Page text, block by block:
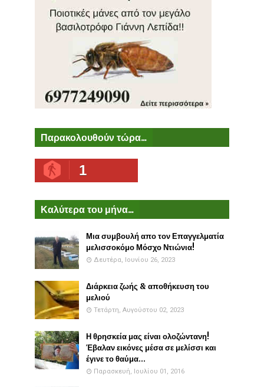
Παρακολουθούν τώρα...
1
Καλύτερα του μήνα...
Μια συμβουλή απο τον Επαγγελματία
μελισσοκόμο Μόσχο Ντιώνια!
Δευτέρα, Ιουνίου 26, 2023
Διάρκεια ζωής & αποθήκευση του
μελιού
Τετάρτη, Αυγούστου 02, 2023
Η θρησκεία μας είναι ολοζώντανη!
Έβαλαν εικόνες μέσα σε μελίσσι και
έγινε το θαύμα...
Παρασκευή, Ιουλίου 01, 2016